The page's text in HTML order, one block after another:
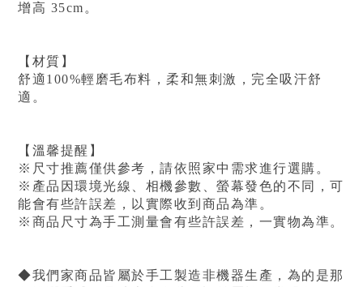
增高 35cm。
【材質】
舒適100%輕磨毛布料，柔和無刺激，完全吸汗舒
適。
【溫馨提醒】
※尺寸推薦僅供參考，請依照家中需求進行選購。
※產品因環境光線、相機參數、螢幕發色的不同，可
能會有些許誤差，以實際收到商品為準。
※商品尺寸為手工測量會有些許誤差，一實物為準。
◆我們家商品皆屬於手工製造非機器生產，為的是那